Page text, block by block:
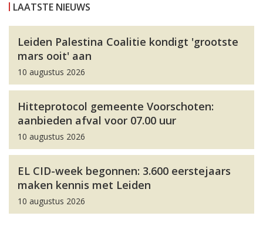
LAATSTE NIEUWS
Leiden Palestina Coalitie kondigt 'grootste
mars ooit' aan
10 augustus 2026
Hitteprotocol gemeente Voorschoten:
aanbieden afval voor 07.00 uur
10 augustus 2026
EL CID-week begonnen: 3.600 eerstejaars
maken kennis met Leiden
10 augustus 2026